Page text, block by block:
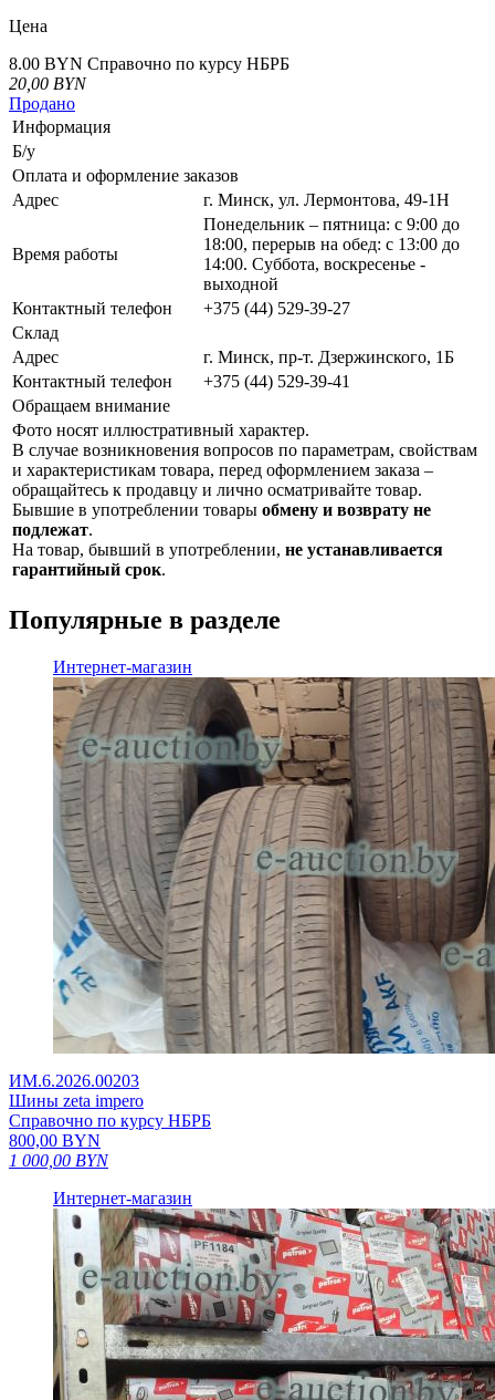
Цена
8.00 BYN Справочно по курсу НБРБ
20,00 BYN
Продано
Информация
Б/у
Оплата и оформление заказов
Адрес
г. Минск, ул. Лермонтова, 49-1Н
Время работы
Понедельник – пятница: с 9:00 до
18:00, перерыв на обед: с 13:00 до
14:00. Суббота, воскресенье -
выходной
Контактный телефон
+375 (44) 529-39-27
Склад
Адрес
г. Минск, пр-т. Дзержинского, 1Б
Контактный телефон
+375 (44) 529-39-41
Обращаем внимание
Фото носят иллюстративный характер.
В случае возникновения вопросов по параметрам, свойствам
и характеристикам товара, перед оформлением заказа –
обращайтесь к продавцу и лично осматривайте товар.
Бывшие в употреблении товары обмену и возврату не
подлежат.
На товар, бывший в употреблении, не устанавливается
гарантийный срок.
Популярные в разделе
Интернет-магазин
ИМ.6.2026.00203
Шины zeta impero
Справочно по курсу НБРБ
800,00 BYN
1 000,00 BYN
Интернет-магазин